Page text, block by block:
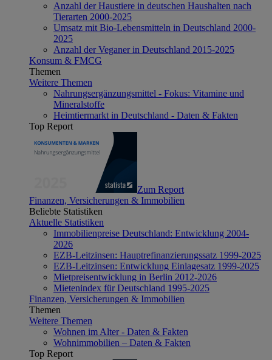
Anzahl der Haustiere in deutschen Haushalten nach
Tierarten 2000-2025
Umsatz mit Bio-Lebensmitteln in Deutschland 2000-
2025
Anzahl der Veganer in Deutschland 2015-2025
Konsum & FMCG
Themen
Weitere Themen
Nahrungsergänzungsmittel - Fokus: Vitamine und
Mineralstoffe
Heimtiermarkt in Deutschland - Daten & Fakten
Top Report
Zum Report
Finanzen, Versicherungen & Immobilien
Beliebte Statistiken
Aktuelle Statistiken
Immobilienpreise Deutschland: Entwicklung 2004-
2026
EZB-Leitzinsen: Hauptrefinanzierungssatz 1999-2025
EZB-Leitzinsen: Entwicklung Einlagesatz 1999-2025
Mietpreisentwicklung in Berlin 2012-2026
Mietenindex für Deutschland 1995-2025
Finanzen, Versicherungen & Immobilien
Themen
Weitere Themen
Wohnen im Alter - Daten & Fakten
Wohnimmobilien – Daten & Fakten
Top Report